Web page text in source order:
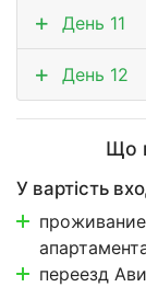
День 11
День 12
Що
У вартість
переезд